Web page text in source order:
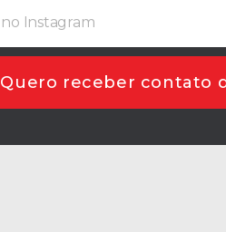
Quero receber contato